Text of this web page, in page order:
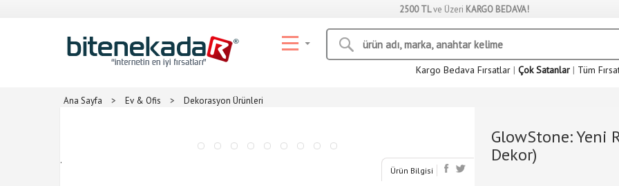
2500 TLve Üzeri KARGO BEDAVA!
Kargo Bedava Fırsatlar | Çok Satanlar | Tüm
Ana Sayfa > Ev & Ofis > Dekorasyon Ürünleri
.
Ürün Bilgisi
GlowStone: Yeni
Dekor)